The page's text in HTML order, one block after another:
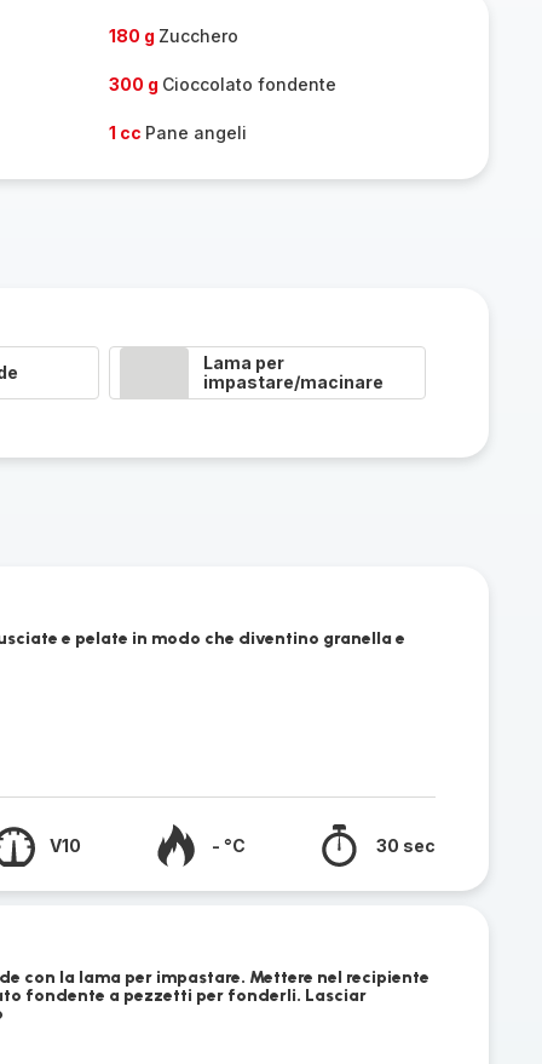
180 g Zucchero
300 g Cioccolato fondente
1 cc Pane angeli
Lama per
impastare/macinare
e pelate in modo che diventino granella e
V10 - °C 30 sec
con la lama per impastare. Mettere nel recipiente
fondente a pezzetti per fonderli. Lasciar